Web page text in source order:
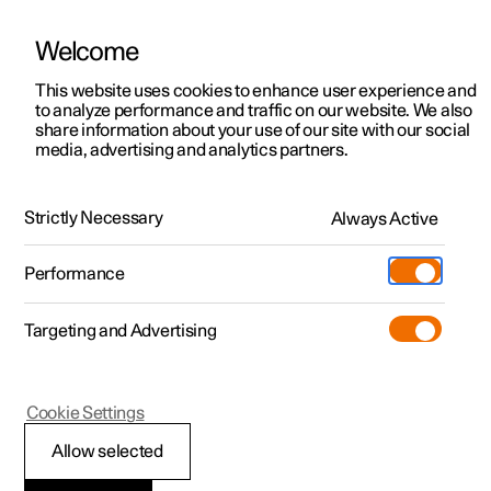
Polestar 2
Polestar 3
Polestar 4
Pre-owned
Shop
Mere
Udforsk Polestar 2
Kampagner
Nye lagerbiler
Prøvetur
Nye lagerbiler
Udforsk Polestar 4
Kampagner
Nye lagerbiler
Pre-owned-programmet
Pre-owned Polestar 2
Kampagner til privatkunder
Tilbud til erhvervskunder
Nye lagerbiler
Byg din bil
Pre-owned
Prøvetur
Extras tilbehør
(Åbner i et nyt vindue)
Experiences
Firmabil
Find os
Servicelokationer
Ejerskab
Opladning
Om Polestar
Bæredygtighed
HåndbogVideogalleriSoftwareopdateringer
Parkeringshjælp
Polestar 2
Begrænsninger for
Welcome
This website uses cookies to enhance user experience and
to analyze performance and traffic on our website. We also
share information about your use of our site with our social
media, advertising and analytics partners.
Strictly Necessary Always Active
Performance
Targeting and Advertising
Allow selected
Cookie Settings